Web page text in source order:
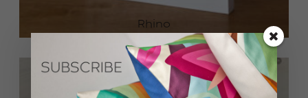
Rhino
25.0